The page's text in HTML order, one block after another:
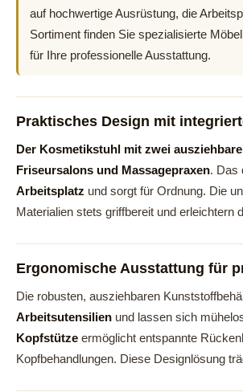
auf hochwertige Ausrüstung, die
Sortiment finden Sie spezialisierte
für Ihre professionelle Ausstattung.
Praktisches Design mit
Der Kosmetikstuhl mit zwei
Friseursalons und Massagepraxen. Das
Arbeitsplatz und sorgt für Ordnung. Die
Materialien stets griffbereit und erleichtern
Ergonomische Ausstattung für
Die robusten, ausziehbaren
Arbeitsutensilien und lassen sich
Kopfstütze ermöglicht entspannte
Kopfbehandlungen. Diese Designlösung